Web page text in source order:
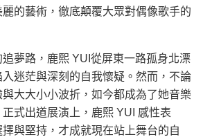
的藝術，徹底顛覆大眾對偶像歌手的
夢路，鹿熙 YUI從屏東一路孤身北漂
迷茫與深刻的自我懷疑。然而，不論
大大小小波折，如今都成為了她音樂
式出道展演上，鹿熙 YUI 感性表
與堅持，才成就現在站上舞台的自